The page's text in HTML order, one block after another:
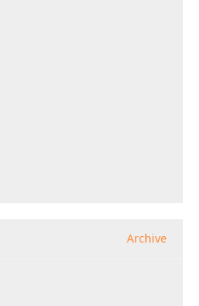
Archive